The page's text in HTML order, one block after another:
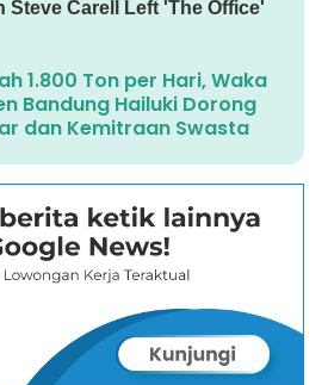
1.800 Ton per Hari, Waka
Bandung Hailuki Dorong
dan Kemitraan Swasta